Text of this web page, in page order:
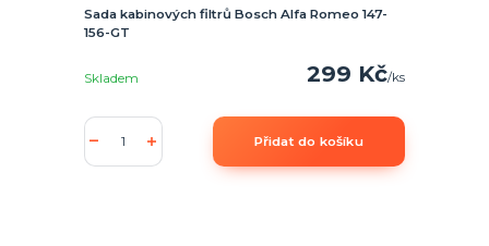
Sada kabinových filtrů Bosch Alfa Romeo 147-
156-GT
299 Kč/ks
Skladem
Přidat do košíku